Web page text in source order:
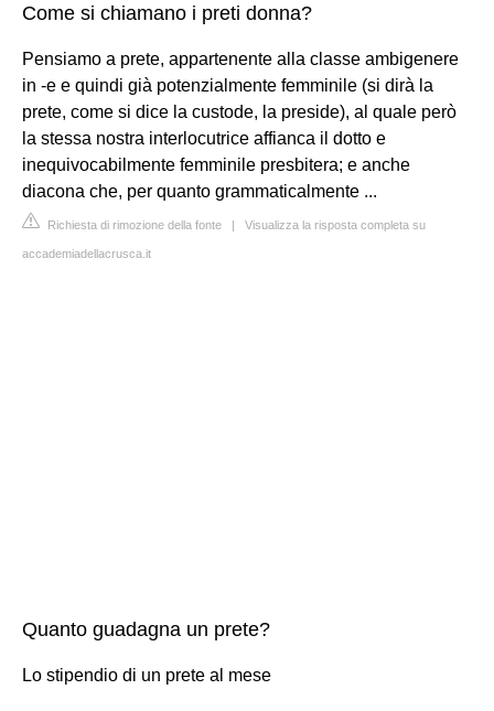
Come si chiamano i preti donna?
Pensiamo a prete, appartenente alla classe ambigenere
in -e e quindi già potenzialmente femminile (si dirà la
prete, come si dice la custode, la preside), al quale però
la stessa nostra interlocutrice affianca il dotto e
inequivocabilmente femminile presbitera; e anche
diacona che, per quanto grammaticalmente ...
Richiesta di rimozione della fonte | Visualizza la risposta completa su
accademiadellacrusca.it
Quanto guadagna un prete?
Lo stipendio di un prete al mese